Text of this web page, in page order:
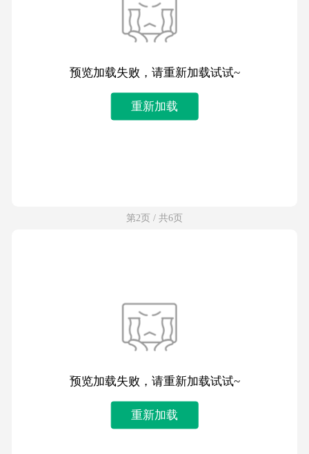
预览加载失败，请重新加载试试~
重新加载
第2页 / 共6页
预览加载失败，请重新加载试试~
重新加载